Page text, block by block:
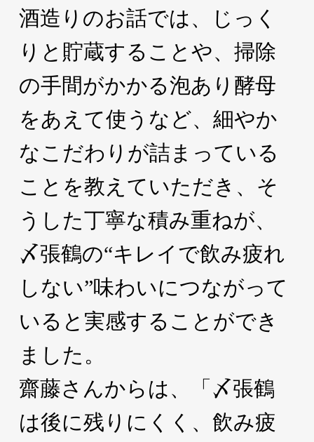
酒造りのお話では、じっく
りと貯蔵することや、掃除
の手間がかかる泡あり酵母
をあえて使うなど、細やか
なこだわりが詰まっている
ことを教えていただき、そ
うした丁寧な積み重ねが、
〆張鶴の“キレイで飲み疲れ
しない”味わいにつながって
いると実感することができ
ました。
齋藤さんからは、「〆張鶴
は後に残りにくく、飲み疲